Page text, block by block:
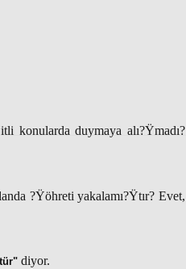
konularda duymaya alı?Ÿmadı?
?Ÿöhreti yakalamı?Ÿtır? Evet,
diyor.